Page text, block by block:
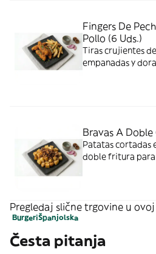
Fingers De
Pollo (6 Uds.)
Tiras crujientes
empanadas y
Bravas A
Patatas cortadas
doble fritura
Pregledaj slične trgovine u
BurgeriŠpanjolska
Česta pitanja